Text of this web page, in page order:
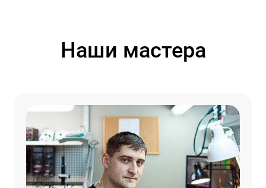
Наши мастера